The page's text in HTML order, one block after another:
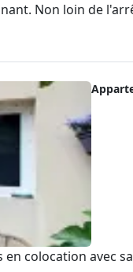
Non loin de
colocation avec